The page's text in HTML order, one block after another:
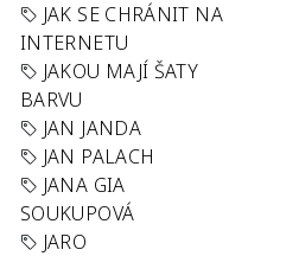
JAK SE CHRÁNIT NA
INTERNETU
JAKOU MAJÍ ŠATY
BARVU
JAN JANDA
JAN PALACH
JANA GIA
SOUKUPOVÁ
JARO